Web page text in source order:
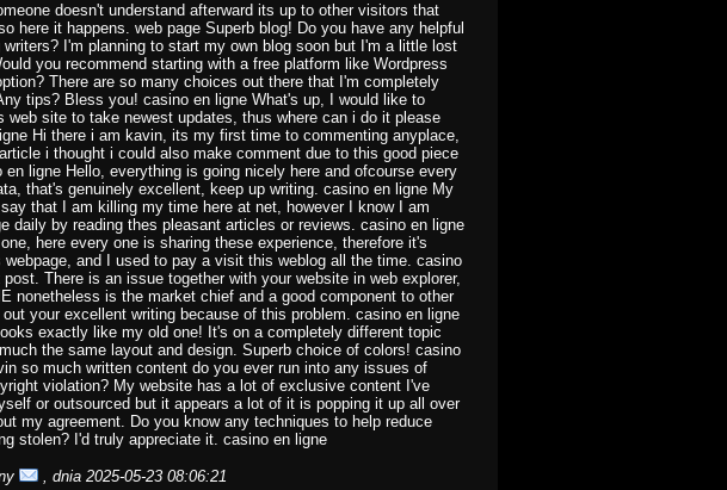
doesn't understand afterward its up to other visitors that
here it happens. web page Superb blog! Do you have any helpful
writers? I'm planning to start my own blog soon but I'm a little lost
you recommend starting with a free platform like Wordpress
There are so many choices out there that I'm completely
tips? Bless you! casino en ligne What's up, I would like to
web site to take newest updates, thus where can i do it please
Hi there i am kavin, its my first time to commenting anyplace,
i thought i could also make comment due to this good piece
en ligne Hello, everything is going nicely here and ofcourse every
that's genuinely excellent, keep up writing. casino en ligne My
that I am killing my time here at net, however I know I am
daily by reading thes pleasant articles or reviews. casino en ligne
here every one is sharing these experience, therefore it's
webpage, and I used to pay a visit this weblog all the time. casino
There is an issue together with your website in web explorer,
nonetheless is the market chief and a good component to other
your excellent writing because of this problem. casino en ligne
exactly like my old one! It's on a completely different topic
the same layout and design. Superb choice of colors! casino
so much written content do you ever run into any issues of
violation? My website has a lot of exclusive content I've
or outsourced but it appears a lot of it is popping it up all over
my agreement. Do you know any techniques to help reduce
stolen? I'd truly appreciate it. casino en ligne
, dnia 2025-05-23 08:06:21